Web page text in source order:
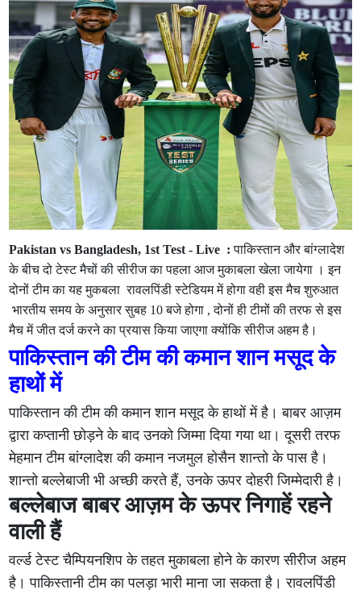
Pakistan vs Bangladesh, 1st Test - Live : पाकिस्तान और बांग्लादेश
के बीच दो टेस्ट मैचों की सीरीज का पहला आज मुकाबला खेला जायेगा । इन
दोनों टीम का यह मुकबला रावलपिंडी स्टेडियम में होगा वही इस मैच शुरुआत
भारतीय समय के अनुसार सुबह 10 बजे होगा , दोनों ही टीमों की तरफ से इस
मैच में जीत दर्ज करने का प्रयास किया जाएगा क्योंकि सीरीज अहम है।
पाकिस्तान की टीम की कमान शान मसूद के
हाथों में
पाकिस्तान की टीम की कमान शान मसूद के हाथों में है। बाबर आज़म
द्वारा कप्तानी छोड़ने के बाद उनको जिम्मा दिया गया था। दूसरी तरफ
मेहमान टीम बांग्लादेश की कमान नजमुल होसैन शान्तो के पास है।
शान्तो बल्लेबाजी भी अच्छी करते हैं, उनके ऊपर दोहरी जिम्मेदारी है।
बल्लेबाज बाबर आज़म के ऊपर निगाहें रहने
वाली हैं
वर्ल्ड टेस्ट चैम्पियनशिप के तहत मुकाबला होने के कारण सीरीज अहम
है। पाकिस्तानी टीम का पलड़ा भारी माना जा सकता है। रावलपिंडी